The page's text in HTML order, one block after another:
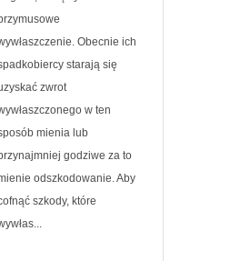
Obecnie ich
starają się
zwrot
w ten
mienia lub
godziwe za to
odszkodowanie. Aby
szkody, które